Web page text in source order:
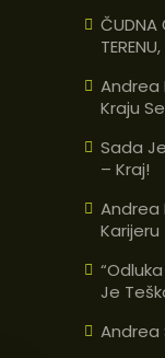
ČUDNA
Andrea
Kraju
Sada
– Kraj!
Andrea
Karijeru
Je
Andrea